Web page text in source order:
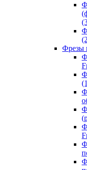
Фрезы